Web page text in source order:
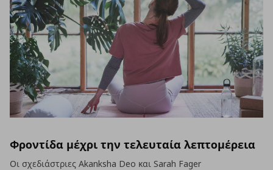
Φροντίδα μέχρι την τελευταία λεπτομέρεια
Οι σχεδιάστριες Akanksha Deo και Sarah Fager